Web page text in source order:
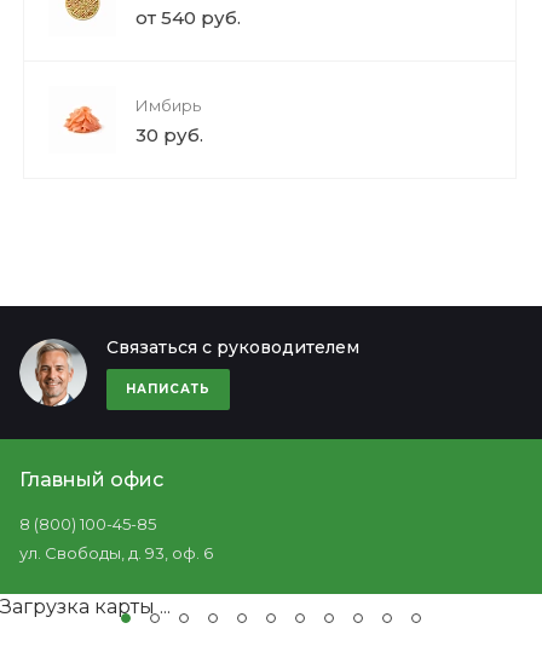
от 540 руб.
Имбирь
30 руб.
Связаться с руководителем
НАПИСАТЬ
Главный офис
8 (800) 100-45-85
ул. Свободы, д. 93, оф. 6
Загрузка карты ...